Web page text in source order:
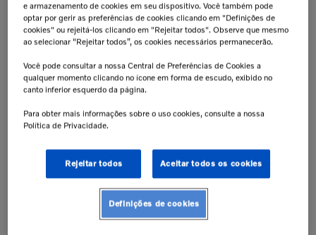
Retire na Concessionária
Todas as peças podem ser
retiradas diretamente na
concessionária.
Troca Grátis!
Até 07 dias a partir da
data de recebimento.
Tranquilidade e Confiança
ganhe garantia de 2 anos.
Consulte condições*
Descrição
Jogo de Reparo para Caminhões Volvo -85030280
10cm
e armazenamento de cookies em seu dispositivo. Você também pode
optar por gerir as preferências de cookies clicando em "Definições de
cookies" ou rejeitá-los clicando em "Rejeitar todos". Observe que mesmo
ao selecionar “Rejeitar todos”, os cookies necessários permanecerão.
Você pode consultar a nossa Central de Preferências de Cookies a
qualquer momento clicando no ícone em forma de escudo, exibido no
canto inferior esquerdo da página.
Para obter mais informações sobre o uso cookies, consulte a nossa
Política de Privacidade.
Rejeitar todos Aceitar todos os cookies
Definições de cookies